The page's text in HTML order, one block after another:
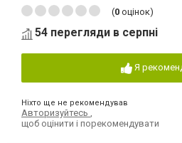
(0 оцінок)
54 перегляди в серпні
Я
Ніхто ще не рекомендував
Авторизуйтесь
щоб оцінити і порекомендувати